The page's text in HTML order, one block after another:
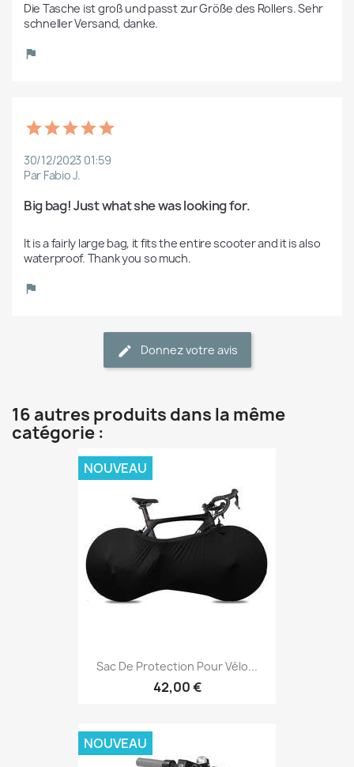
Die Tasche ist groß und passt zur Größe des Rollers. Sehr
schneller Versand, danke.
30/12/2023 01:59
Par Fabio J.
Big bag! Just what she was looking for.
It is a fairly large bag, it fits the entire scooter and it is also
waterproof. Thank you so much.
Donnez votre avis
16 autres produits dans la même
catégorie :
Sac De Protection Pour Vélo...
42,00 €
NOUVEAU
NOUVEAU